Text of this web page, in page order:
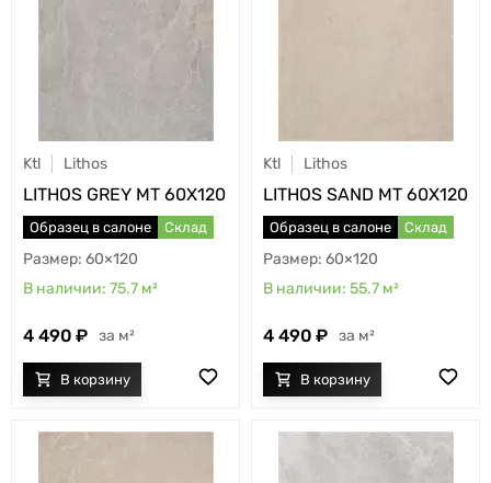
Ktl Lithos
LITHOS GREY MT 60X120
Образец в салоне Склад
60×120
75.7 м²
4 490 м²
Ktl Lithos
LITHOS SAND MT 60X120
Образец в салоне Склад
60×120
55.7 м²
4 490 м²